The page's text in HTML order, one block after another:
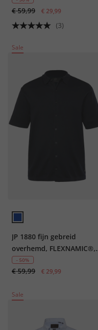
Modern Fit, tot 8XL
€ 59,99 € 29,99
(3)
Sale
JP 1880 fijn gebreid
overhemd, FLEXNAMIC®,
business, halflange
mouwen, Kent-kraag,
care, tot 7XL
- 50%
€ 59,99 € 29,99
Sale